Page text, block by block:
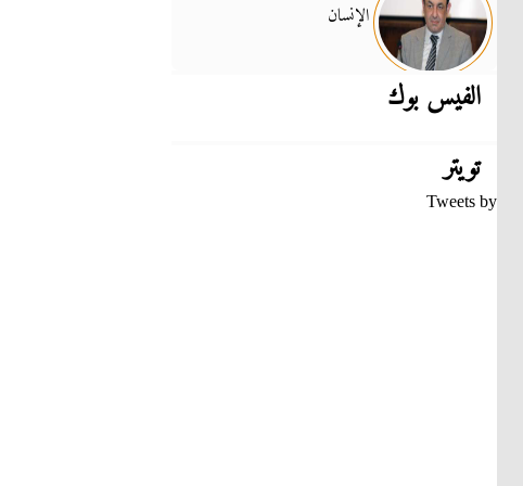
الإنسان
الفيس بوك
تويتر
Tweets by